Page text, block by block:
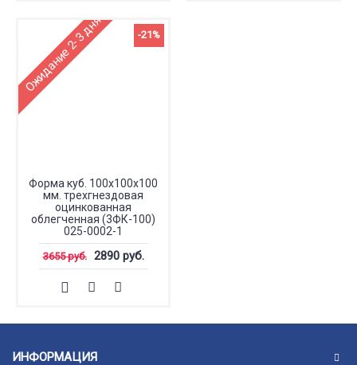
-21%
Ожидание 2-3 дня
Форма куб. 100х100х100
мм. трехгнездовая
оцинкованная
облегченная (3ФК-100)
025-0002-1
3655 руб. 2890 руб.
ИНФОРМАЦИЯ